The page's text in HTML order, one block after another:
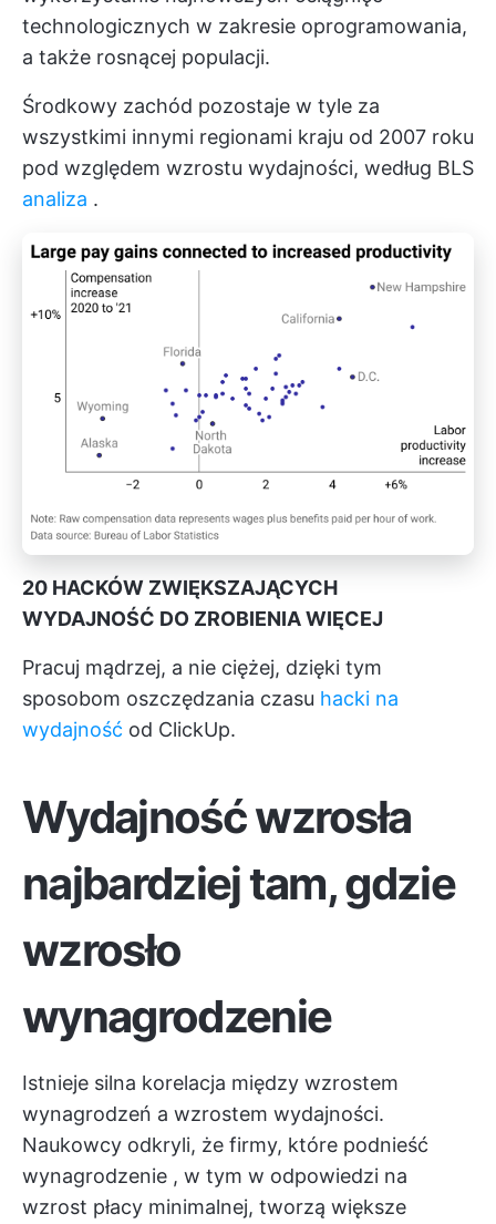
technologicznych w zakresie oprogramowania,
a także rosnącej populacji.
Środkowy zachód pozostaje w tyle za
wszystkimi innymi regionami kraju od 2007 roku
pod względem wzrostu wydajności, według BLS
analiza .
20 HACKÓW ZWIĘKSZAJĄCYCH
WYDAJNOŚĆ DO ZROBIENIA WIĘCEJ
Pracuj mądrzej, a nie ciężej, dzięki tym
sposobom oszczędzania czasu hacki na
wydajność od ClickUp.
Wydajność wzrosła
najbardziej tam, gdzie
wzrosło
wynagrodzenie
Istnieje silna korelacja między wzrostem
wynagrodzeń a wzrostem wydajności.
Naukowcy odkryli, że firmy, które podnieść
wynagrodzenie , w tym w odpowiedzi na
wzrost płacy minimalnej, tworzą większe